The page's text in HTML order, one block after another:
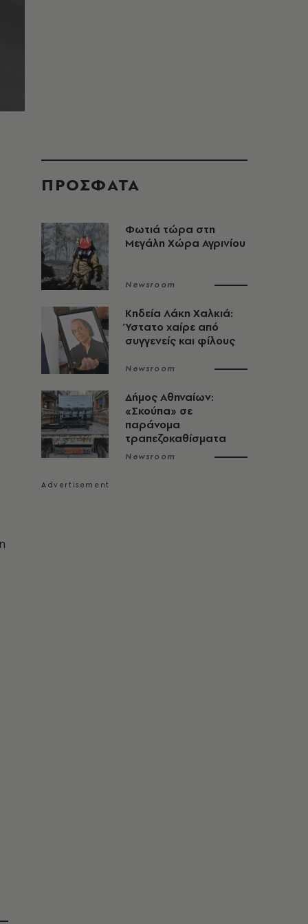
ΠΡΟΣΦΑΤΑ
Φωτιά τώρα στη
Μεγάλη Χώρα Αγρινίου
Newsroom
Κηδεία Λάκη Χαλκιά:
Ύστατο χαίρε από
συγγενείς και φίλους
Newsroom
Δήμος Αθηναίων:
«Σκούπα» σε
παράνομα
τραπεζοκαθίσματα
Newsroom